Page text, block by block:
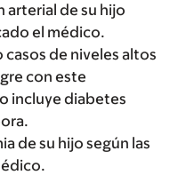
arterial de su hijo
el médico.
de niveles altos
con este
incluye diabetes
de su hijo según las